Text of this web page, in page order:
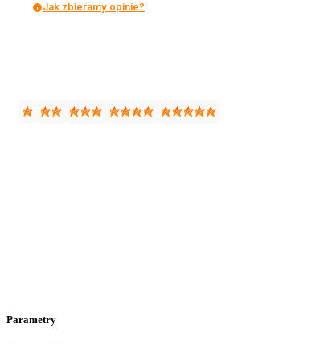
Jak zbieramy opinie?
Parametry